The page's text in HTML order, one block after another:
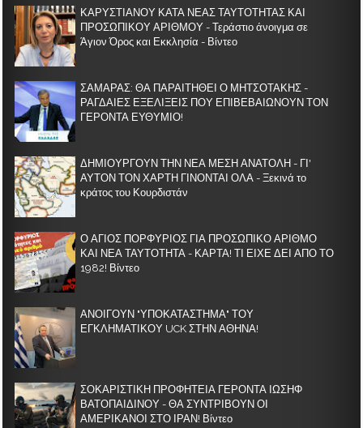
ΚΑΡΥΣΤΙΑΝΟΥ ΚΑΤΑ ΝΕΑΣ ΤΑΥΤΟΤΗΤΑΣ ΚΑΙ
ΠΡΟΣΩΠΙΚΟΥ ΑΡΙΘΜΟΥ - Τεράστιο άνοιγμα σε
Άγιον Όρος και Εκκλησία - Βίντεο
ΣΑΜΑΡΑΣ: ΘΑ ΠΑΡΑΙΤΗΘΕΙ Ο ΜΗΤΣΟΤΑΚΗΣ -
ΡΑΓΔΑΙΕΣ ΕΞΕΛΙΞΕΙΣ ΠΟΥ ΕΠΙΒΕΒΑΙΩΝΟΥΝ ΤΟΝ
ΓΕΡΟΝΤΑ ΕΥΘΥΜΙΟ!
ΔΗΜΙΟΥΡΓΟΥΝ ΤΗΝ ΝΕΑ ΜΕΣΗ ΑΝΑΤΟΛΗ - ΓΙ'
ΑΥΤΟΝ ΤΟΝ ΧΑΡΤΗ ΓΙΝΟΝΤΑΙ ΟΛΑ - Ξεκινά το
κράτος του Κουρδιστάν
Ο ΑΓΙΟΣ ΠΟΡΦΥΡΙΟΣ ΓΙΑ ΠΡΟΣΩΠΙΚΟ ΑΡΙΘΜΟ
ΚΑΙ ΝΕΑ ΤΑΥΤΟΤΗΤΑ - ΚΑΡΤΑ! ΤΙ ΕΙΧΕ ΔΕΙ ΑΠΟ ΤΟ
1982! Βίντεο
ΑΝΟΙΓΟΥΝ "ΥΠΟΚΑΤΑΣΤΗΜΑ" ΤΟΥ
ΕΓΚΛΗΜΑΤΙΚΟΥ UCK ΣΤΗΝ ΑΘΗΝΑ!
ΣΟΚΑΡΙΣΤΙΚΗ ΠΡΟΦΗΤΕΙΑ ΓΕΡΟΝΤΑ ΙΩΣΗΦ
ΒΑΤΟΠΑΙΔΙΝΟΥ - ΘΑ ΣΥΝΤΡΙΒΟΥΝ ΟΙ
ΑΜΕΡΙΚΑΝΟΙ ΣΤΟ ΙΡΑΝ! Βίντεο